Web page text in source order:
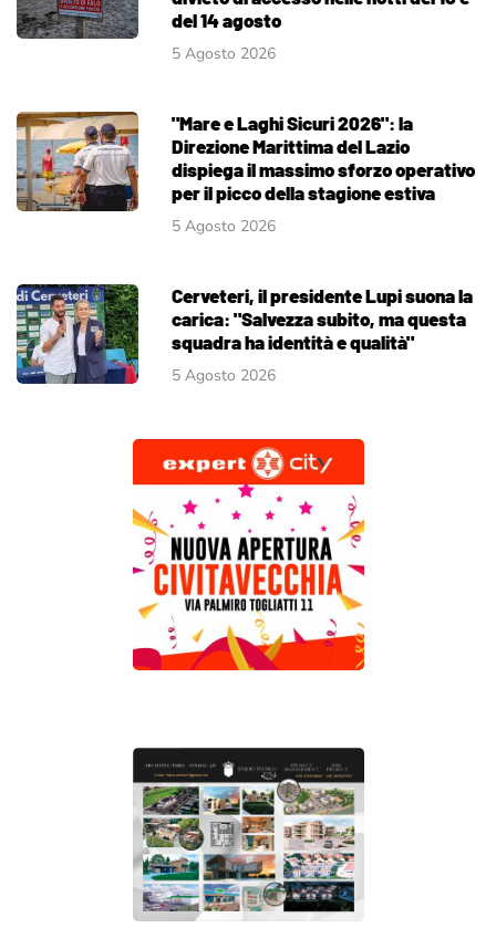
del 14 agosto
5 Agosto 2026
"Mare e Laghi Sicuri 2026": la
Direzione Marittima del Lazio
dispiega il massimo sforzo operativo
per il picco della stagione estiva
5 Agosto 2026
Cerveteri, il presidente Lupi suona la
carica: "Salvezza subito, ma questa
squadra ha identità e qualità"
5 Agosto 2026